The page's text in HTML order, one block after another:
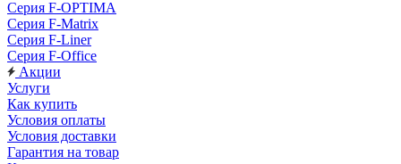
Серия F-OPTIMA
Серия F-Matrix
Серия F-Liner
Серия F-Office
Акции
Услуги
Как купить
Условия оплаты
Условия доставки
Гарантия на товар